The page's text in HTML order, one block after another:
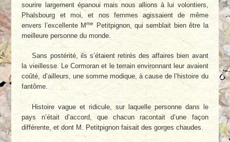
sourire largement épanoui mais nous allions à lui volontiers,
Phalsbourg et moi, et nos femmes agissaient de même
envers l’excellente Mme
Petitpignon, qui semblait bien être la
meilleure personne du monde.
Sans postérité, ils s’étaient retirés des affaires bien avant
la vieillesse. Le Cormoran et le terrain environnant leur avaient
coûté, d’ailleurs, une somme modique, à cause de l’histoire du
fantôme.
Histoire vague et ridicule, sur laquelle personne dans le
pays n’était d’accord, que chacun racontait d’une façon
différente, et dont M. Petitpignon faisait des gorges chaudes.